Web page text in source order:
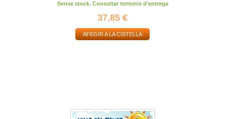
Sense stock. Consultar terminis d'entrega
37,85 €
AFEGIR A LA CISTELLA